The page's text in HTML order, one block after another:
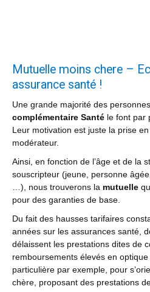
Mutuelle moins chere –
assurance santé !
Une grande majorité des
complémentaire Santé le font par
Leur motivation est juste la prise
modérateur.
Ainsi, en fonction de l’âge et de la
souscripteur (jeune, personne
…), nous trouverons la mutuelle
pour des garanties de base.
Du fait des hausses tarifaires
années sur les assurances santé,
délaissent les prestations dites de
remboursements élevés en
particulière par exemple, pour
chère, proposant des prestations